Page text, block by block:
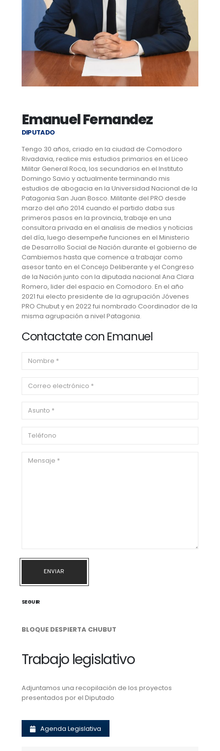
Emanuel Fernandez
DIPUTADO
Tengo 30 años, criado en la ciudad de Comodoro
Rivadavia, realice mis estudios primarios en el Liceo
Militar General Roca, los secundarios en el Instituto
Domingo Savio y actualmente terminando mis
estudios de abogacia en la Universidad Nacional de la
Patagonia San Juan Bosco. Militante del PRO desde
marzo del año 2014 cuando el partido daba sus
primeros pasos en la provincia, trabaje en una
consultora privada en el analisis de medios y noticias
del día, luego desempeñe funciones en el Ministerio
de Desarrollo Social de Nación durante el gobierno de
Cambiemos hasta que comence a trabajar como
asesor tanto en el Concejo Deliberante y el Congreso
de la Nación junto con la diputada nacional Ana Clara
Romero, lider del espacio en Comodoro. En el año
2021 fui electo presidente de la agrupación Jóvenes
PRO Chubut y en 2022 fui nombrado Coordinador de la
misma agrupación a nivel Patagonia.
Contactate con Emanuel
ENVIAR
SEGUIR
BLOQUE DESPIERTA CHUBUT
Trabajo legislativo
Adjuntamos una recopilación de los proyectos
presentados por el Diputado
Agenda Legislativa